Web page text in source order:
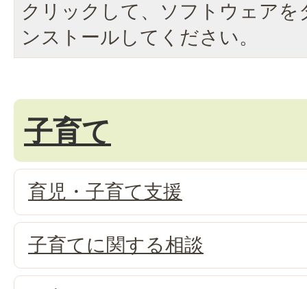
クリックして、ソフトウェア
ンストールしてください。
子育て
育児・子育て支援
子育てに関する相談